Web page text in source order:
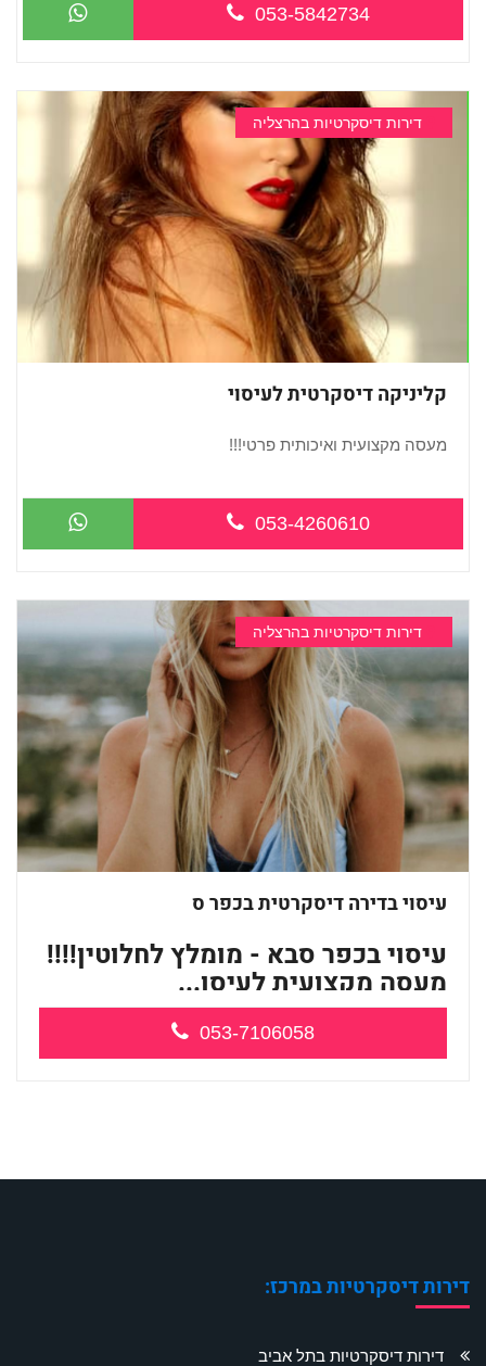
053-5842734
דירות דיסקרטיות בהרצליה
קליניקה דיסקרטית לעיסוי
מעסה מקצועית ואיכותית פרטי!!!
053-4260610
דירות דיסקרטיות בהרצליה
עיסוי בדירה דיסקרטית בכפר ס
עיסוי בכפר סבא - מומלץ לחלוטין!!!!
מעסה מקצועית לעיסו...
053-7106058
דירות דיסקרטיות במרכז:
דירות דיסקרטיות בתל אביב